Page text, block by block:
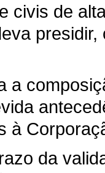
civis de
a
à
da